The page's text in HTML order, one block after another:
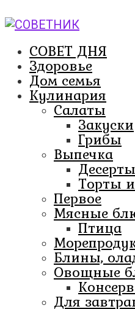
к
СОВЕТ ДНЯ
Здоровье
Дом семья
Кулинария
Салаты
Закуски
Грибы
Выпечка
Десерты
Торты
Первое
Мясные
Птица
Блины,
Овощные
Для